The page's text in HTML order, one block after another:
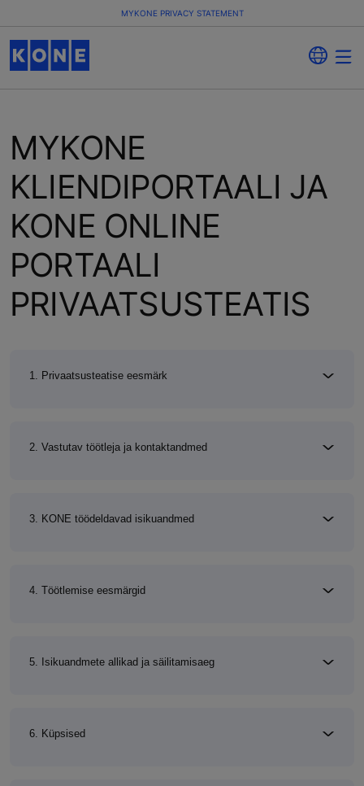
MYKONE PRIVACY STATEMENT
MYKONE
KLIENDIPORTAALI JA
KONE ONLINE
PORTAALI
PRIVAATSUSTEATIS
1. Privaatsusteatise eesmärk
2. Vastutav töötleja ja kontaktandmed
3. KONE töödeldavad isikuandmed
4. Töötlemise eesmärgid
5. Isikuandmete allikad ja säilitamisaeg
6. Küpsised